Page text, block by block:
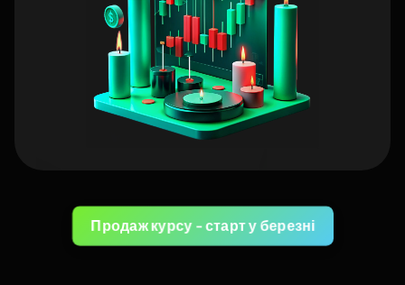
“фінансову подушку”.
05 Dec 202429 квітня 2025
Продаж курсу - старт у березні